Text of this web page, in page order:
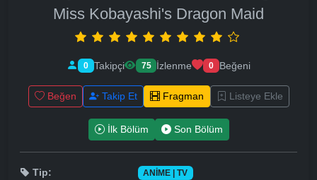
Miss Kobayashi's Dragon Maid
0 Takipçi 75 İzlenme 0 Beğeni
Beğen Takip Et Fragman Listeye Ekle
İlk Bölüm Son Bölüm
Tip: ANIME | TV